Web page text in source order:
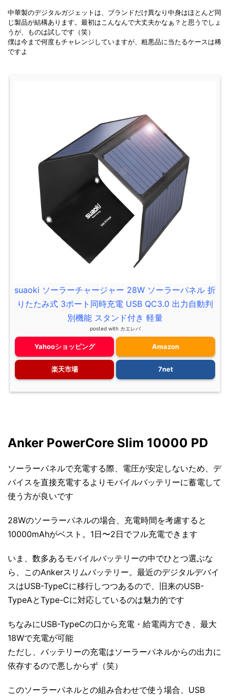
中華製のデジタルガジェットは、ブランドだけ異なり中身はほとんど同
じ製品が結構あります。最初はこんなんで大丈夫かなぁ？と思うでしょ
うが、ものは試しです（笑）
僕は今まで何度もチャレンジしていますが、粗悪品に当たるケースは稀
ですよ
suaoki ソーラーチャージャー 28W ソーラーパネル 折
りたたみ式 3ポート同時充電 USB QC3.0 出力自動判
別機能 スタンド付き 軽量
posted with カエレバ
Yahooショッピング Amazon
楽天市場 7net
Anker PowerCore Slim 10000 PD
ソーラーパネルで充電する際、電圧が安定しないため、デ
バイスを直接充電するよりモバイルバッテリーに蓄電して
使う方が良いです
28Wのソーラーパネルの場合、充電時間を考慮すると
10000mAhがベスト。1日〜2日でフル充電できます
いま、数多あるモバイルバッテリーの中でひとつ選ぶな
ら、このAnkerスリムバッテリー。最近のデジタルデバイ
スはUSB-TypeCに移行しつつあるので、旧来のUSB-
TypeAとType-Cに対応しているのは魅力的です
ちなみにUSB-TypeCの口から充電・給電両方でき、最⼤
18Wで充電が可能
ただし、バッテリーの充電はソーラーパネルからの出力に
依存するので悪しからず（笑）
このソーラーパネルとの組み合わせで使う場合、USB